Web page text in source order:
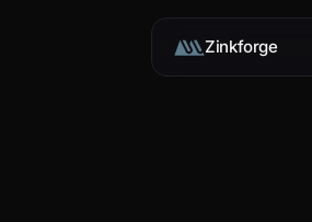
Zinkforge